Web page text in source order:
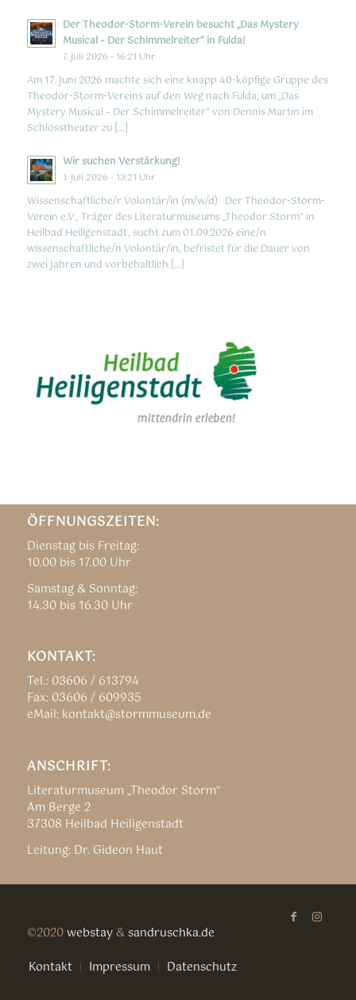
Der Theodor-Storm-Verein besucht „Das Mystery
Musical – Der Schimmelreiter” in Fulda!
7. Juli 2026 - 16:21 Uhr
Am 17. Juni 2026 machte sich eine knapp 40-köpfige Gruppe des
Theodor-Storm-Vereins auf den Weg nach Fulda, um „Das
Mystery Musical – Der Schimmelreiter” von Dennis Martin im
Schlosstheater zu […]
Wir suchen Verstärkung!
1. Juli 2026 - 13:21 Uhr
Wissenschaftliche/r Volontär/in (m/w/d) Der Theodor-Storm-
Verein e.V., Träger des Literaturmuseums „Theodor Storm“ in
Heilbad Heiligenstadt, sucht zum 01.09.2026 eine/n
wissenschaftliche/n Volontär/in, befristet für die Dauer von
zwei Jahren und vorbehaltlich […]
ÖFFNUNGSZEITEN:
Dienstag bis Freitag:
10.00 bis 17.00 Uhr
Samstag & Sonntag:
14.30 bis 16.30 Uhr
KONTAKT:
Tel.: 03606 / 613794
Fax: 03606 / 609935
eMail: kontakt@stormmuseum.de
ANSCHRIFT:
Literaturmuseum „Theodor Storm“
Am Berge 2
37308 Heilbad Heiligenstadt
Leitung: Dr. Gideon Haut
©2020 webstay&sandruschka.de
Kontakt
Impressum Datenschutz